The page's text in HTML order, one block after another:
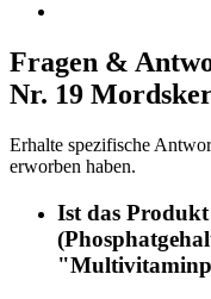
Fragen &
Nr. 19
Erhalte spezifische
erworben haben.
Ist das Produkt